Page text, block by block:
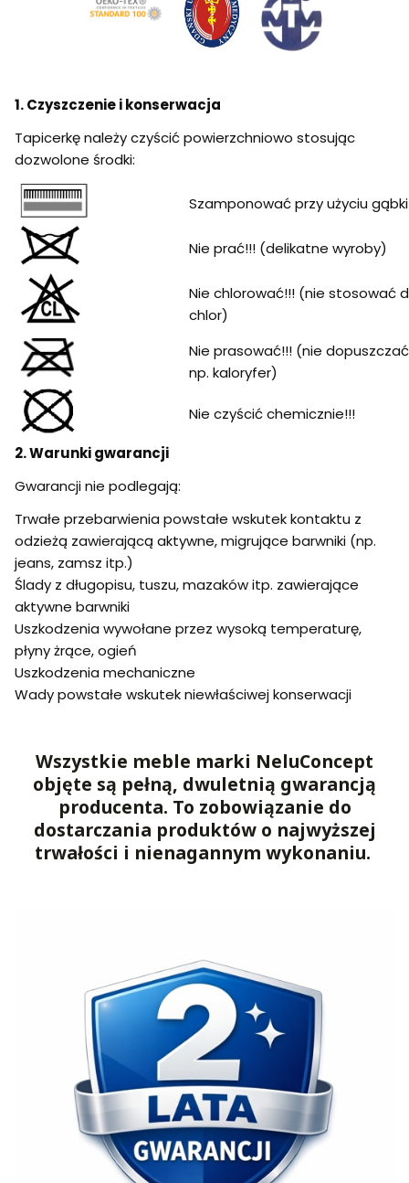
1. Czyszczenie i konserwacja
Tapicerkę należy czyścić powierzchniowo stosując
dozwolone środki:
Szamponować przy użyciu gąbki
Nie prać!!! (delikatne wyroby)
Nie chlorować!!! (nie stosować
chlor)
Nie prasować!!! (nie
np. kaloryfer)
Nie czyścić chemicznie!!!
2. Warunki gwarancji
Gwarancji nie podlegają:
Trwałe przebarwienia powstałe wskutek kontaktu z
odzieżą zawierającą aktywne, migrujące barwniki (np.
jeans, zamsz itp.)
Ślady z długopisu, tuszu, mazaków itp. zawierające
aktywne barwniki
Uszkodzenia wywołane przez wysoką temperaturę,
płyny żrące, ogień
Uszkodzenia mechaniczne
Wady powstałe wskutek niewłaściwej konserwacji
Wszystkie meble marki NeluConcept
objęte są pełną, dwuletnią gwarancją
producenta. To zobowiązanie do
dostarczania produktów o najwyższej
trwałości i nienagannym wykonaniu.